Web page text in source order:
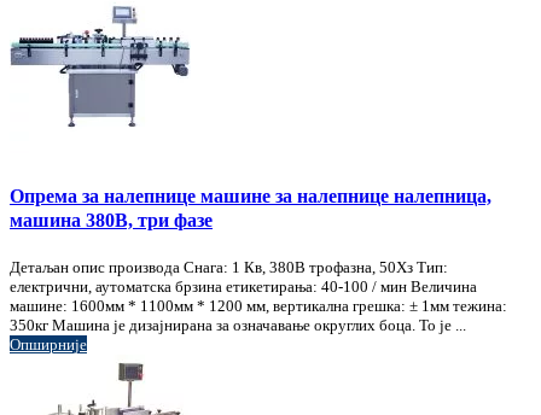
Опрема за налепнице машине за налепнице налепница,
машина 380В, три фазе
Детаљан опис производа Снага: 1 Кв, 380В трофазна, 50Хз Тип:
електрични, аутоматска брзина етикетирања: 40-100 / мин Величина
машине: 1600мм * 1100мм * 1200 мм, вертикална грешка: ± 1мм тежина:
350кг Машина је дизајнирана за означавање округлих боца. То је ...
Опширније